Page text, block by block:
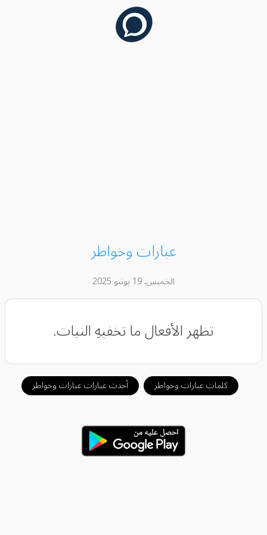
عبارات وخواطر
الخميس، 19 يونيو 2025
تظهر الأفعال ما تخفيهِ النيات.
كلمات عبارات وخواطر أحدث عبارات عبارات وخواطر